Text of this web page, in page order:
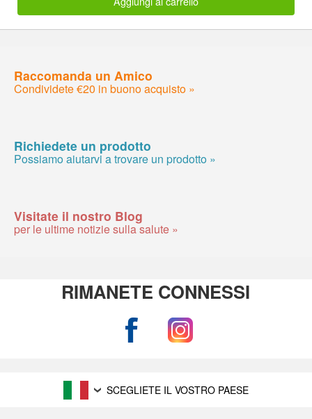
Raccomanda un Amico
Condividete €20 in buono acquisto »
Richiedete un prodotto
Possiamo aiutarvi a trovare un prodotto »
Visitate il nostro Blog
per le ultime notizie sulla salute »
RIMANETE CONNESSI
SCEGLIETE IL VOSTRO PAESE